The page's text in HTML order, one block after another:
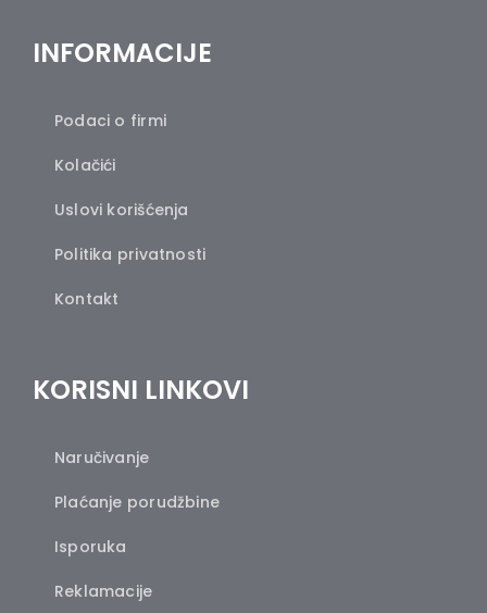
INFORMACIJE
Podaci o firmi
Kolačići
Uslovi korišćenja
Politika privatnosti
Kontakt
KORISNI LINKOVI
Naručivanje
Plaćanje porudžbine
Isporuka
Reklamacije